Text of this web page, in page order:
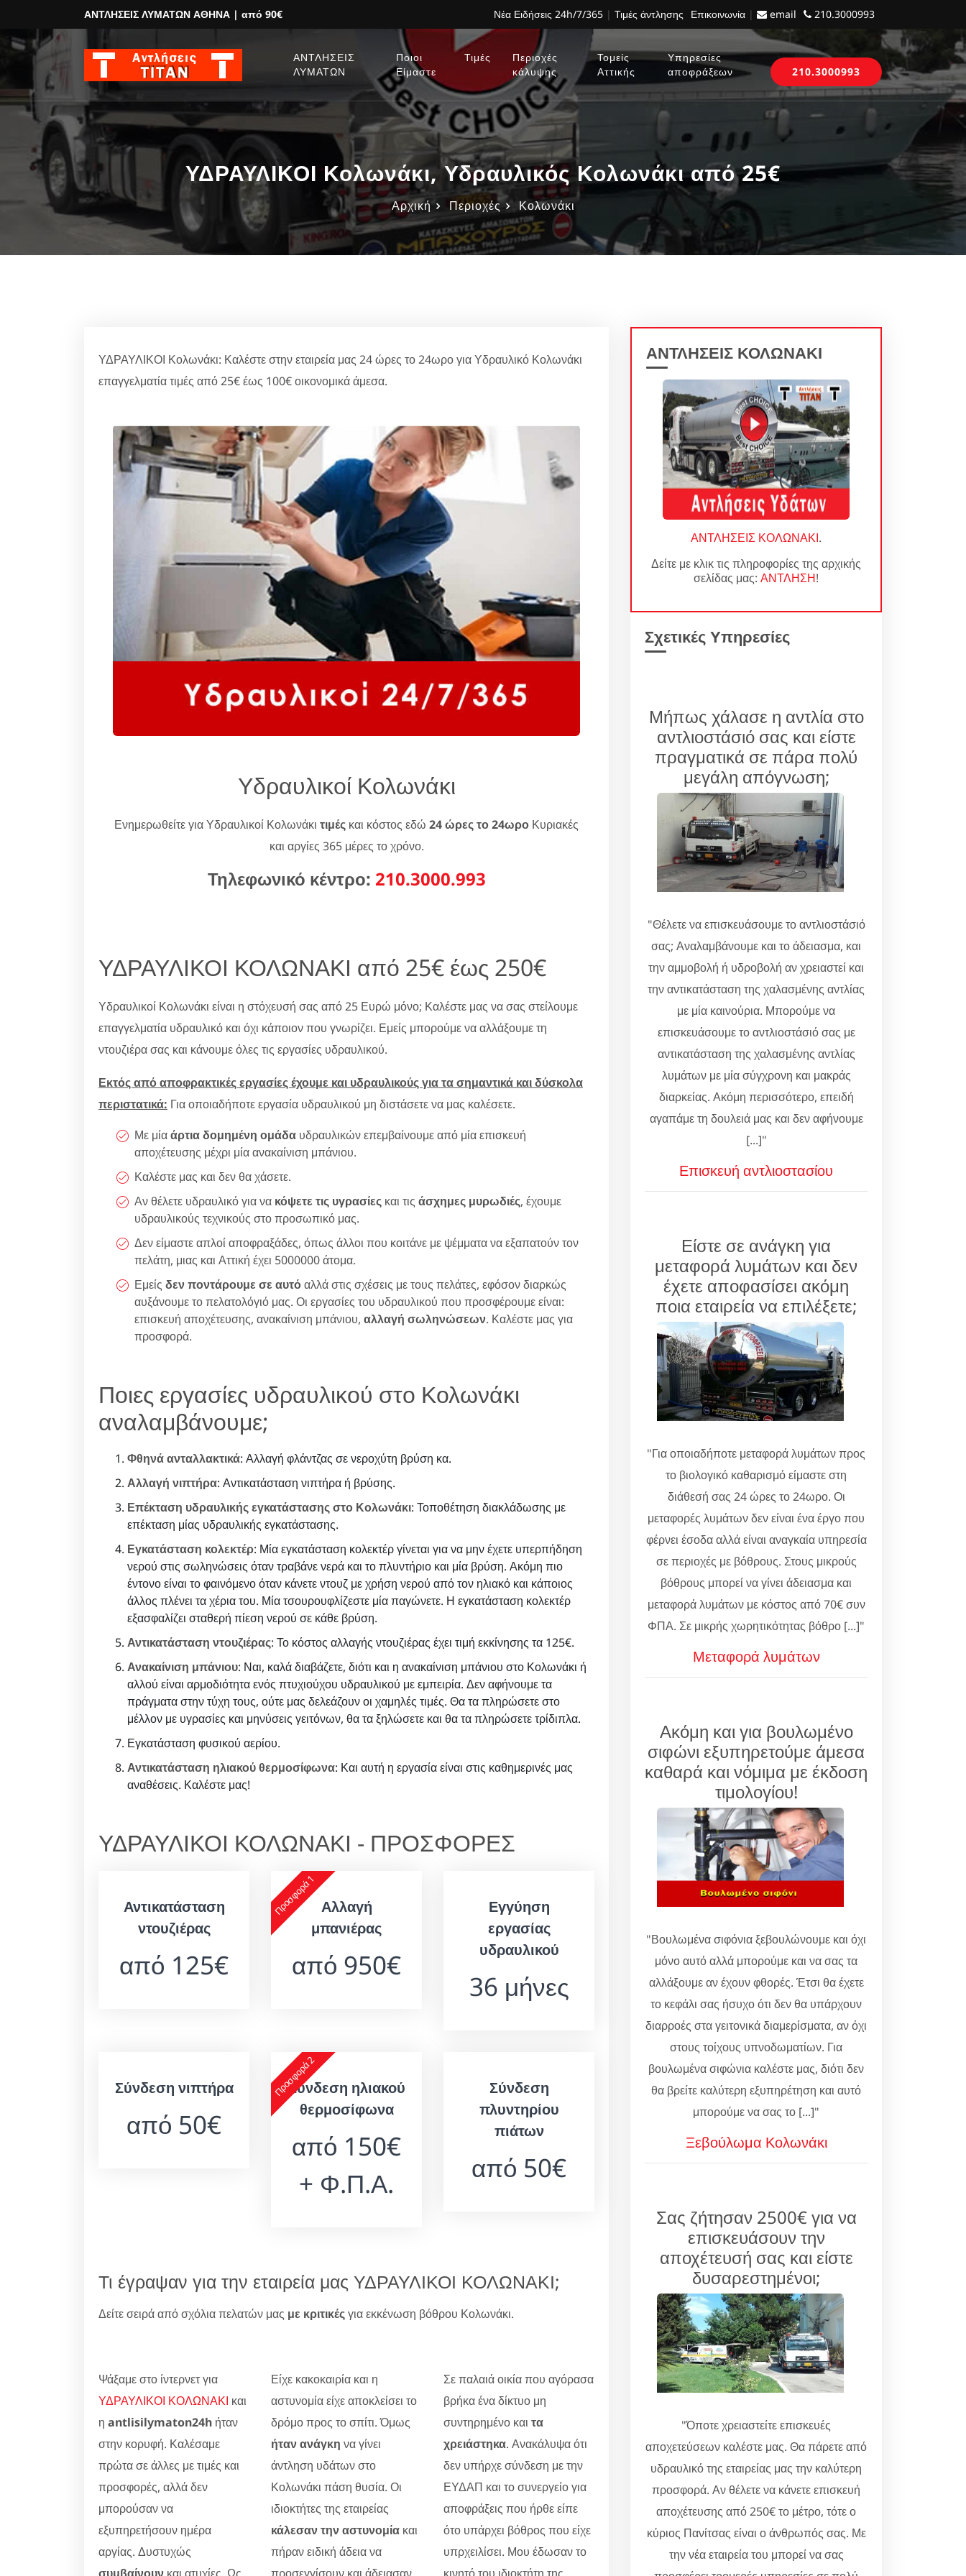
ΑΝΤΛΗΣΕΙΣ ΛΥΜΑΤΩΝ ΑΘΗΝΑ | από 90€ Νέα Ειδήσεις 24h/7/365 | Τιμές άντλησης Επικοινωνία | email 210.3000993
ΑΝΤΛΗΣΕΙΣ
ΛΥΜΑΤΩΝ
Ποιοι
Είμαστε
Τιμές
Περιοχές
κάλυψης
Τομείς
Αττικής
Υπηρεσίες
αποφράξεων
210.3000993
ΥΔΡΑΥΛΙΚΟΙ Κολωνάκι, Υδραυλικός Κολωνάκι από 25€
Αρχική Περιοχές Κολωνάκι
ΥΔΡΑΥΛΙΚΟΙ Κολωνάκι: Καλέστε στην εταιρεία μας 24 ώρες το 24ωρο για Υδραυλικό Κολωνάκι
επαγγελματία τιμές από 25€ έως 100€ οικονομικά άμεσα.
Υδραυλικοί Κολωνάκι
Ενημερωθείτε για Υδραυλικοί Κολωνάκι τιμές και κόστος εδώ 24 ώρες το 24ωρο Κυριακές
και αργίες 365 μέρες το χρόνο.
Τηλεφωνικό κέντρο: 210.3000.993
ΥΔΡΑΥΛΙΚΟΙ ΚΟΛΩΝΑΚΙ από 25€ έως 250€
Υδραυλικοί Κολωνάκι είναι η στόχευσή σας από 25 Ευρώ μόνο; Καλέστε μας να σας στείλουμε
επαγγελματία υδραυλικό και όχι κάποιον που γνωρίζει. Εμείς μπορούμε να αλλάξουμε τη
ντουζιέρα σας και κάνουμε όλες τις εργασίες υδραυλικού.
Εκτός από αποφρακτικές εργασίες έχουμε και υδραυλικούς για τα σημαντικά και δύσκολα
περιστατικά: Για οποιαδήποτε εργασία υδραυλικού μη διστάσετε να μας καλέσετε.
Με μίαάρτια δομημένη ομάδα υδραυλικών επεμβαίνουμε από μία επισκευή
αποχέτευσης μέχρι μία ανακαίνιση μπάνιου.
Καλέστε μας και δεν θα χάσετε.
Αν θέλετε υδραυλικό για να κόψετε τις υγρασίες και τις άσχημες μυρωδιές, έχουμε
υδραυλικούς τεχνικούς στο προσωπικό μας.
Δεν είμαστε απλοί αποφραξάδες, όπως άλλοι που κοιτάνε με ψέμματα να εξαπατούν τον
πελάτη, μιας και Αττική έχει 5000000 άτομα.
Εμείς δεν ποντάρουμε σε αυτόαλλά στις σχέσεις με τους πελάτες, εφόσον διαρκώς
αυξάνουμε το πελατολόγιό μας. Οι εργασίες του υδραυλικού που προσφέρουμε είναι:
επισκευή αποχέτευσης, ανακαίνιση μπάνιου, αλλαγή σωληνώσεων. Καλέστε μας για
προσφορά.
Ποιες εργασίες υδραυλικού στο Κολωνάκι
αναλαμβάνουμε;
Φθηνά ανταλλακτικά: Αλλαγή φλάντζας σε νεροχύτη βρύση κα.
Αλλαγή νιπτήρα: Αντικατάσταση νιπτήρα ή βρύσης.
Επέκταση υδραυλικής εγκατάστασης στο Κολωνάκι: Τοποθέτηση διακλάδωσης με
επέκταση μίας υδραυλικής εγκατάστασης.
Εγκατάσταση κολεκτέρ: Μία εγκατάσταση κολεκτέρ γίνεται για να μην έχετε υπερπήδηση
νερού στις σωληνώσεις όταν τραβάνε νερά και το πλυντήριο και μία βρύση. Ακόμη πιο
έντονο είναι το φαινόμενο όταν κάνετε ντουζ με χρήση νερού από τον ηλιακό και κάποιος
άλλος πλένει τα χέρια του. Μία τσουρουφλίζεστε μία παγώνετε. Η εγκατάσταση κολεκτέρ
εξασφαλίζει σταθερή πίεση νερού σε κάθε βρύση.
Αντικατάσταση ντουζιέρας: Το κόστος αλλαγής ντουζιέρας έχει τιμή εκκίνησης τα 125€.
Ανακαίνιση μπάνιου: Ναι, καλά διαβάζετε, διότι και η ανακαίνιση μπάνιου στο Κολωνάκι ή
αλλού είναι αρμοδιότητα ενός πτυχιούχου υδραυλικού με εμπειρία. Δεν αφήνουμε τα
πράγματα στην τύχη τους, ούτε μας δελεάζουν οι χαμηλές τιμές. Θα τα πληρώσετε στο
μέλλον με υγρασίες και μηνύσεις γειτόνων, θα τα ξηλώσετε και θα τα πληρώσετε τρίδιπλα.
Εγκατάσταση φυσικού αερίου.
Αντικατάσταση ηλιακού θερμοσίφωνα: Και αυτή η εργασία είναι στις καθημερινές μας
αναθέσεις. Καλέστε μας!
ΥΔΡΑΥΛΙΚΟΙ ΚΟΛΩΝΑΚΙ - ΠΡΟΣΦΟΡΕΣ
Αντικατάσταση
ντουζιέρας
από 125€
Προσφορά 1 Αλλαγή
μπανιέρας
από 950€
Εγγύηση
εργασίας
υδραυλικού
36 μήνες
Σύνδεση νιπτήρα
από 50€
Προσφορά 2
Σύνδεση ηλιακού
θερμοσίφωνα
από 150€
+ Φ.Π.Α.
Σύνδεση
πλυντηρίου
πιάτων
από 50€
Τι έγραψαν για την εταιρεία μας ΥΔΡΑΥΛΙΚΟΙ ΚΟΛΩΝΑΚΙ;
Δείτε σειρά από σχόλια πελατών μας με κριτικέςγια εκκένωση βόθρου Κολωνάκι.
Ψάξαμε στο ίντερνετ για
ΥΔΡΑΥΛΙΚΟΙ ΚΟΛΩΝΑΚΙ και
η antlisilymaton24h ήταν
στην κορυφή. Καλέσαμε
πρώτα σε άλλες με τιμές και
προσφορές, αλλά δεν
μπορούσαν να
εξυπηρετήσουν ημέρα
αργίας. Δυστυχώς
Είχε κακοκαιρία και η
αστυνομία είχε αποκλείσει το
δρόμο προς το σπίτι. Όμως
ήταν ανάγκη να γίνει
άντληση υδάτων στο
Κολωνάκι πάση θυσία. Οι
ιδιοκτήτες της εταιρείας
κάλεσαν την αστυνομία και
πήραν ειδική άδεια να
Σε παλαιά οικία που αγόρασα
βρήκα ένα δίκτυο μη
συντηρημένο και τα
χρειάστηκα. Ανακάλυψα ότι
δεν υπήρχε σύνδεση με την
ΕΥΔΑΠ και το συνεργείο για
αποφράξεις που ήρθε είπε
ότο υπάρχει βόθρος που είχε
υπρχειλίσει. Μου έδωσαν το
ΑΝΤΛΗΣΕΙΣ ΚΟΛΩΝΑΚΙ
ΑΝΤΛΗΣΕΙΣ ΚΟΛΩΝΑΚΙ.
Δείτε με κλικ τις πληροφορίες της αρχικής
σελίδας μας: ΑΝΤΛΗΣΗ!
Σχετικές Υπηρεσίες
Μήπως χάλασε η αντλία στο
αντλιοστάσιό σας και είστε
πραγματικά σε πάρα πολύ
μεγάλη απόγνωση;
"Θέλετε να επισκευάσουμε το αντλιοστάσιό
σας; Αναλαμβάνουμε και το άδειασμα, και
την αμμοβολή ή υδροβολή αν χρειαστεί και
την αντικατάσταση της χαλασμένης αντλίας
με μία καινούρια. Μπορούμε να
επισκευάσουμε το αντλιοστάσιό σας με
αντικατάσταση της χαλασμένης αντλίας
λυμάτων με μία σύγχρονη και μακράς
διαρκείας. Ακόμη περισσότερο, επειδή
αγαπάμε τη δουλειά μας και δεν αφήνουμε
[...]"
Επισκευή αντλιοστασίου
Είστε σε ανάγκη για
μεταφορά λυμάτων και δεν
έχετε αποφασίσει ακόμη
ποια εταιρεία να επιλέξετε;
"Για οποιαδήποτε μεταφορά λυμάτων προς
το βιολογικό καθαρισμό είμαστε στη
διάθεσή σας 24 ώρες το 24ωρο. Οι
μεταφορές λυμάτων δεν είναι ένα έργο που
φέρνει έσοδα αλλά είναι αναγκαία υπηρεσία
σε περιοχές με βόθρους. Στους μικρούς
βόθρους μπορεί να γίνει άδειασμα και
μεταφορά λυμάτων με κόστος από 70€ συν
ΦΠΑ. Σε μικρής χωρητικότητας βόθρο [...]"
Μεταφορά λυμάτων
Ακόμη και για βουλωμένο
σιφώνι εξυπηρετούμε άμεσα
καθαρά και νόμιμα με έκδοση
τιμολογίου!
"Βουλωμένα σιφόνια ξεβουλώνουμε και όχι
μόνο αυτό αλλά μπορούμε και να σας τα
αλλάξουμε αν έχουν φθορές. Έτσι θα έχετε
το κεφάλι σας ήσυχο ότι δεν θα υπάρχουν
διαρροές στα γειτονικά διαμερίσματα, αν όχι
στους τοίχους υπνοδωματίων. Για
βουλωμένα σιφώνια καλέστε μας, διότι δεν
θα βρείτε καλύτερη εξυπηρέτηση και αυτό
μπορούμε να σας το [...]"
Ξεβούλωμα Κολωνάκι
Σας ζήτησαν 2500€ για να
επισκευάσουν την
αποχέτευσή σας και είστε
δυσαρεστημένοι;
"Όποτε χρειαστείτε επισκευές
αποχετεύσεων καλέστε μας. Θα πάρετε από
υδραυλικό της εταιρείας μας την καλύτερη
προσφορά. Αν θέλετε να κάνετε επισκευή
αποχέτευσης από 250€ το μέτρο, τότε ο
κύριος Πανίτσας είναι ο άνθρωπός σας. Με
την νέα εταιρεία του μπορεί να σας